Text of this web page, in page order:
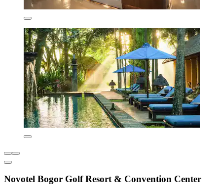
Novotel Bogor Golf Resort & Convention Center